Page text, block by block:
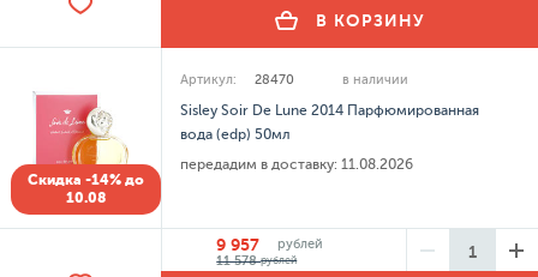
В КОРЗИНУ
Скидка -14% до
10.08
Артикул: 28470 в наличии
Sisley Soir De Lune 2014 Парфюмированная
вода (edp) 50мл
передадим в доставку: 11.08.2026
9 957
рублей
11 578рублей